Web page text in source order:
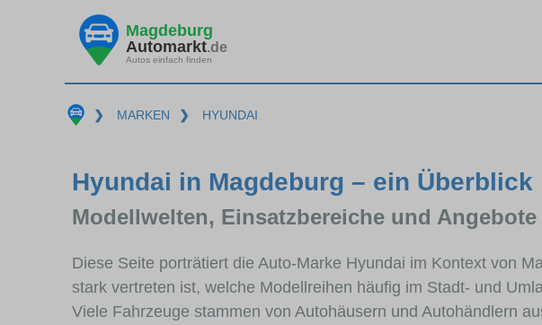
Magdeburg
Automarkt.de
Autos einfach finden
❯ MARKEN ❯ HYUNDAI
Hyundai in Magdeburg – ein Überblick
Modellwelten, Einsatzbereiche und
Diese Seite porträtiert die Auto-Marke Hyundai im Kontext von
stark vertreten ist, welche Modellreihen häufig im Stadt- und
Viele Fahrzeuge stammen von Autohäusern und Autohändlern